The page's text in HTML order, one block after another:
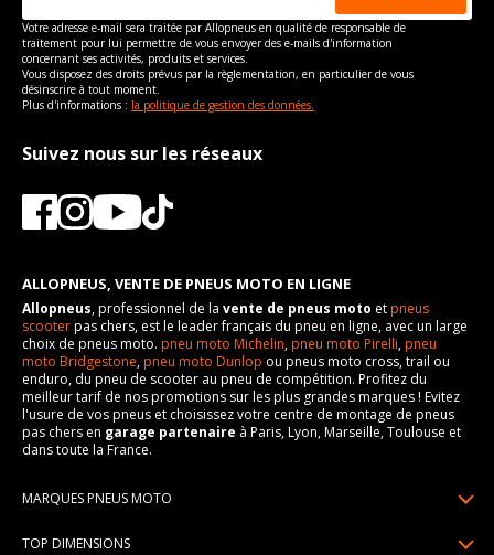
Votre adresse e-mail sera traitée par Allopneus en qualité de responsable de
traitement pour lui permettre de vous envoyer des e-mails d'information
concernant ses activités, produits et services.
Vous disposez des droits prévus par la règlementation, en particulier de vous
désinscrire à tout moment.
Plus d'informations : la politique de gestion des données.
Suivez nous sur les réseaux
ALLOPNEUS, VENTE DE PNEUS MOTO EN LIGNE
Allopneus, professionnel de la vente de pneus moto etpneus
scooterpas chers, est le leader français du pneu en ligne, avec un large
choix de pneus moto. pneu moto Michelin,pneu moto Pirelli,pneu
moto Bridgestone,pneu moto Dunlop ou pneus moto cross, trail ou
enduro, du pneu de scooter au pneu de compétition. Profitez du
meilleur tarif de nos promotions sur les plus grandes marques ! Evitez
l'usure de vos pneus et choisissez votre centre de montage de pneus
pas chers en garage partenaire à Paris, Lyon, Marseille, Toulouse et
dans toute la France.
MARQUES PNEUS MOTO
TOP DIMENSIONS